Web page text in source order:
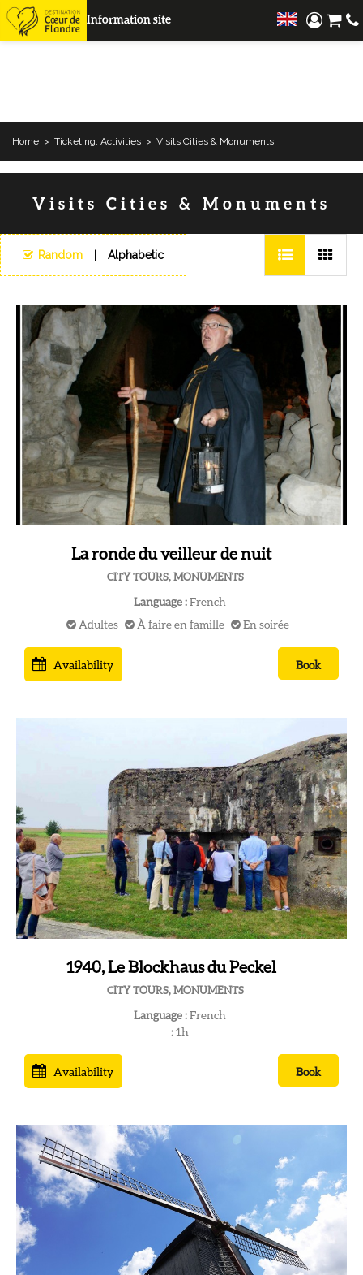
Information site
Home > Ticketing, Activities > Visits Cities & Monuments
Visits Cities & Monuments
Random Alphabetic
La ronde du veilleur de nuit
CITY TOURS, MONUMENTS
Language : French
Adultes
À faire en famille En soirée
Availability Book
1940, Le Blockhaus du Peckel
CITY TOURS, MONUMENTS
Language : French
: 1h
Availability Book